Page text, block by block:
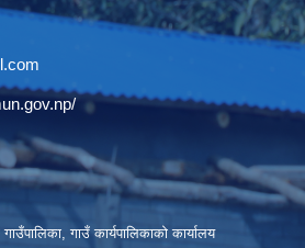
गाउँ कार्यपालिकाको कार्यालय